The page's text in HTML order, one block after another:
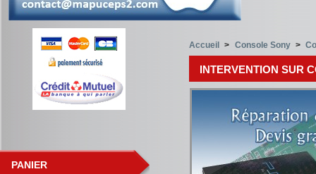
PANIER
Accueil > Console Sony >
INTERVENTION SUR